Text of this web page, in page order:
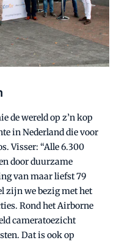
de wereld op z’n kop
in Nederland die voor
Visser: “Alle 6.300
door duurzame
van maar liefst 79
zijn we bezig met het
Rond het Airborne
cameratoezicht
Dat is ook op